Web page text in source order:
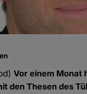
Vor einem Monat
den Thesen des